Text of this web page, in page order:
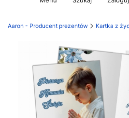
Aaron - Producent prezentów Kartka z